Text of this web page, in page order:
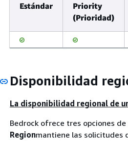
Estándar
Priority
(Prioridad)
Disponibilidad
La disponibilidad regional de
Bedrock ofrece tres opciones
Regionmantiene las solicitudes